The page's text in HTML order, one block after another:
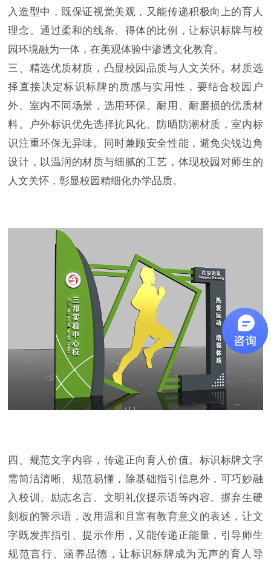
入造型中，既保证视觉美观，又能传递积极向上的育人
理念。通过柔和的线条、得体的比例，让标识标牌与校
园环境融为一体，在美观体验中渗透文化教育。
三、精选优质材质，凸显校园品质与人文关怀。材质选
择直接决定标识标牌的质感与实用性，要结合校园户
外、室内不同场景，选用环保、耐用、耐磨损的优质材
料。户外标识优先选择抗风化、防晒防潮材质，室内标
识注重环保无异味。同时兼顾安全性能，避免尖锐边角
设计，以温润的材质与细腻的工艺，体现校园对师生的
人文关怀，彰显校园精细化办学品质。
四、规范文字内容，传递正向育人价值。标识标牌文字
需简洁清晰、规范易懂，除基础指引信息外，可巧妙融
入校训、励志名言、文明礼仪提示语等内容。摒弃生硬
刻板的警示语，改用温和且富有教育意义的表述，让文
字既发挥指引、提示作用，又能传递正能量，引导师生
规范言行、涵养品德，让标识标牌成为无声的育人导